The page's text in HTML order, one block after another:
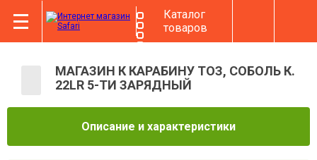
Каталог
товаров
МАГАЗИН К КАРАБИНУ ТОЗ, СОБОЛЬ К.
22LR 5-ТИ ЗАРЯДНЫЙ
Описание и характеристики